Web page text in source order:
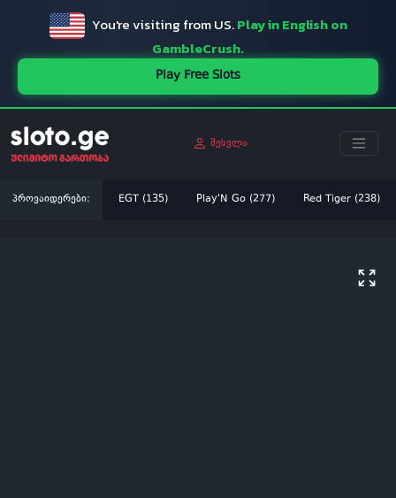
You're visiting from US.Play in English on
GambleCrush.
Play Free Slots
შესვლა
პროვაიდერები: EGT (135) Play'N Go (277) Red Tiger (238)